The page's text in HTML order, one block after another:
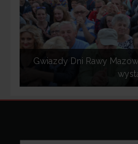
Gwiazdy Dni Rawy